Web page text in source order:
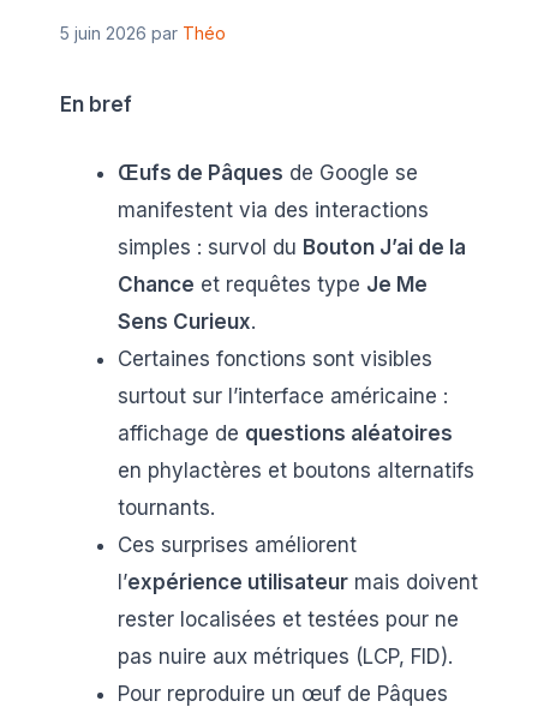
5 juin 2026 par Théo
En bref
Œufs de Pâques de Google se
manifestent via des interactions
simples : survol du Bouton J’ai de la
Chance et requêtes type Je Me
Sens Curieux.
Certaines fonctions sont visibles
surtout sur l’interface américaine :
affichage de questions aléatoires
en phylactères et boutons alternatifs
tournants.
Ces surprises améliorent
l’expérience utilisateur mais doivent
rester localisées et testées pour ne
pas nuire aux métriques (LCP, FID).
Pour reproduire un œuf de Pâques